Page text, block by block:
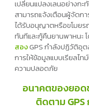
เปลี่ยนแปลงเลนอย่างก
สามารถแจ้งเตือนผู้จัดก
ได้รับอนุญาตหรือขโมยร
ทันทีและกู้คืนยานพาหนะ
สองGPS กำลังปฏิวัติอุ
การให้ข้อมูลแบบเรียลไ
ความปลอดภัย
อนาคตของยอด
ติดตาม